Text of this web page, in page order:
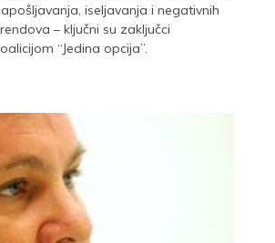
iseljavanja i negativnih
– ključni su zaključci
“Jedina opcija”.